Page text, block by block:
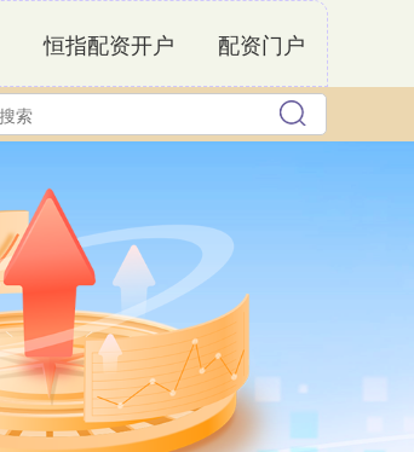
恒指配资开户 配资门户